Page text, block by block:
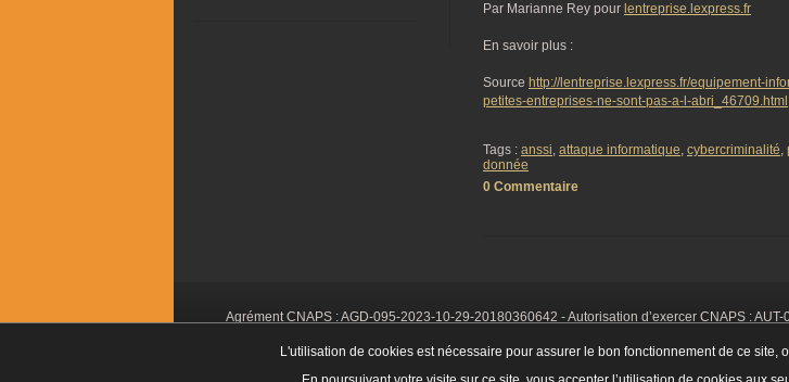
Par Marianne Rey pour lentreprise.lexpress.fr
En savoir plus :
Source http://lentreprise.lexpress.fr/equipement-
petites-entreprises-ne-sont-pas-a-l-abri_46709.html
Tags : anssi, attaque informatique, cybercriminalité,
donnée
0 Commentaire
Agrément CNAPS :AGD-095-2023-10-29-20180360642 - Autorisation d’exercer CNAPS :AUT-
L'utilisation de cookies est nécessaire pour assurer le bon fonctionnement de ce